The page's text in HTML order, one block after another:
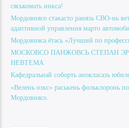
сяськомать инкса!
Мордовиясо стакасто ранязь СВО-нь
адаптивной управления марто
Мордовияса ётась «Лучший по
МОСКОВСО ПАНЖОВСЬ СТЕПАН
НЕВТЕМА
Кафедральнай соборть анокласазь
«Велень озкс» раськень фольклоронь
Мордовиясо.